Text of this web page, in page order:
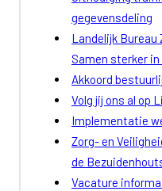
gegevensdeling
Landelijk Bureau
Samen sterker
Akkoord
Volg jij ons al op
Implementatie
Zorg- en
de
Vacature